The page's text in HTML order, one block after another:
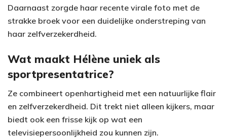
Daarnaast zorgde haar recente virale foto met de
strakke broek voor een duidelijke onderstreping van
haar zelfverzekerdheid.
Wat maakt Hélène uniek als
sportpresentatrice?
Ze combineert openhartigheid met een natuurlijke flair
en zelfverzekerdheid. Dit trekt niet alleen kijkers, maar
biedt ook een frisse kijk op wat een
televisiepersoonlijkheid zou kunnen zijn.